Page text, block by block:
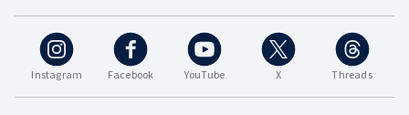
Instagram Facebook YouTube X Threads